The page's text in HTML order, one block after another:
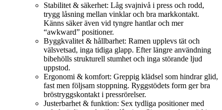
Stabilitet & säkerhet: Låg svajnivå i press och rodd,
trygg låsning mellan vinklar och bra markkontakt.
Känns säker även vid tyngre hantlar och mer
“awkward” positioner.
Byggkvalitet & hållbarhet: Ramen upplevs tät och
välsvetsad, inga tidiga glapp. Efter längre användning
bibehölls strukturell stumhet och inga störande ljud
uppstod.
Ergonomi & komfort: Greppig klädsel som hindrar glid,
fast men följsam stoppning. Ryggstödets form ger bra
bröstryggskontakt i pressrörelser.
Justerbarhet & funktion: Sex tydliga positioner med